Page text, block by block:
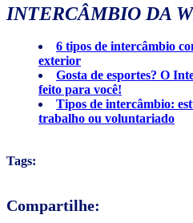
INTERCÂMBIO DA
6 tipos de intercâmbio
exterior
Gosta de esportes? O
feito para você!
Tipos de intercâmbio:
trabalho ou voluntariado
Tags:
Compartilhe: